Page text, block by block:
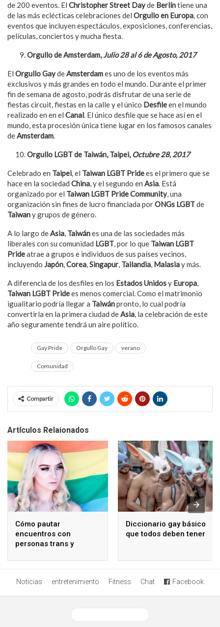
de 200 eventos. El Christopher Street Dayde Berlíntiene una
de las más eclécticas celebraciones del Orgullo en Europa, con
eventos que incluyen espectáculos, exposiciones, conferencias,
películas, conciertos y mucha fiesta.
Orgullo de Amsterdam,Julio 28 al 6 de Agosto, 2017
El Orgullo GaydeAmsterdames uno de los eventos más
exclusivos y más grandes en todo el mundo. Durante el primer
fin de semana de agosto, podrás disfrutar de una serie de
fiestas circuit, fiestas en la calle y el único Desfileen el mundo
realizado en en el Canal. El único desfile que se hace así en el
mundo, esta procesión única tiene lugar en los famosos canales
deAmsterdam.
Orgullo LGBT de Taiwán, Taipei,Octubre 28, 2017
Celebrado en Taipei, el Taiwan LGBT Pridees el primero que se
hace en la sociedad China, y el segundo en Asia. Está
organizado por el Taiwan LGBT Pride Community, una
organización sin fines de lucro financiada porONGs LGBTde
Taiwany grupos de género.
A lo largo deAsia, Taiwánes una de las sociedades más
liberales con su comunidad LGBT, por lo que Taiwan LGBT
Prideatrae a grupos e individuos de sus países vecinos,
incluyendo Japón,Corea,Singapur, Tailandia, Malasiay más.
A diferencia de los desfiles en los Estados Unidosy Europa,
Taiwan LGBT Pridees menos comercial. Como el matrimonio
igualitario podría llegar a Taiwánpronto, lo cual podría
convertirla en la primera ciudad deAsia, la celebración de este
año seguramente tendrá un aire político.
Gay Pride Orgullo Gay verano
Comunidad
Compartir
Artículos Relaionados
Cómo pautar
encuentros con
personas trans y
segura
Diccionario gay básico
que todos deben tener
Noticias entretenimiento Fitness Chat Facebook